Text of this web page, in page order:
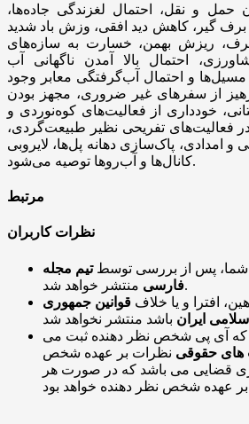
حمل و نقل، احتمال لغزندگی جاده‌ها،
برف گیر، کاهش دید افقی، وزش باد شدید
برف، ریزش بهمن، خسارت به سازه‌های
احتمال بالا آمدن ناگهانی آب
مسیل‌ها و احتمال آب‌گرفتگی معابر وجود
از سفرهای غیر ضروری، مجهز بودن
خودداری از فعالیت‌های کوه‌نوردی و
در فعالیت‌های تفریحی نظیر طبیعت‌گردی،
و امدادی، پاک‌سازی دهانه پل‌ها، لایروبی
کانال‌ها و آب‌روها توصیه می‌شود.
مرتبط
نظرات کاربران
شما، پس از بررسی توسطتیم مجله
فارسیمنتشر خواهد شد.
افترا و یا خلاف قوانین جمهوری
اسلامی ایران
که آی پی شخص نظر دهنده ثبت می
های حقوقی نظرات بر عهده شخص
قضایی می باشد که در صورت هر